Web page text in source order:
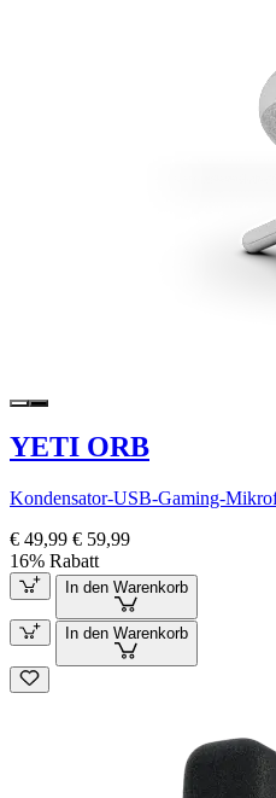
YETI ORB
Kondensator-USB-Gaming-
€ 49,99 € 59,99
16% Rabatt
In den Warenkorb
In den Warenkorb